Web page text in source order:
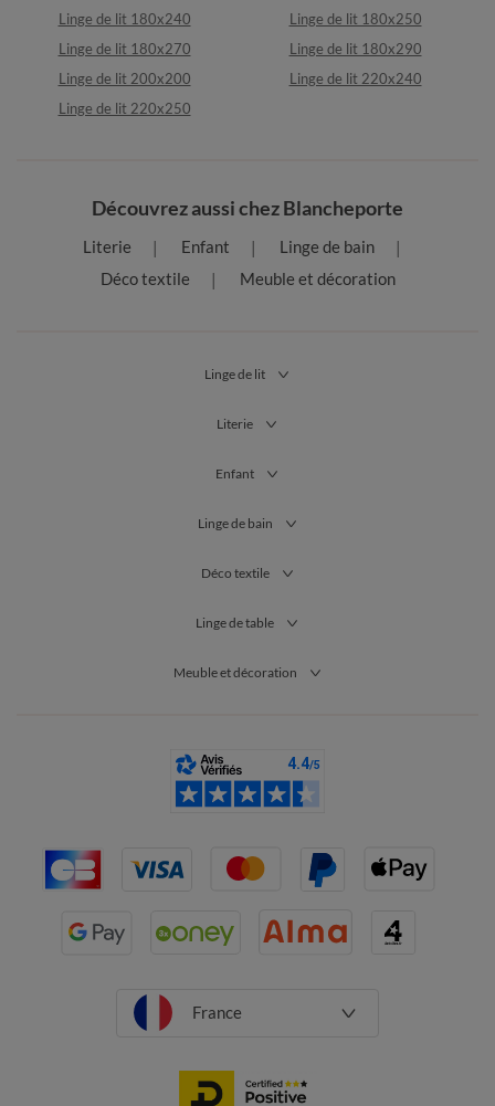
Linge de lit 180x240
Linge de lit 180x250
Linge de lit 180x270
Linge de lit 180x290
Linge de lit 200x200
Linge de lit 220x240
Linge de lit 220x250
Découvrez aussi chez Blancheporte
Literie Enfant
Linge de bain
Déco textile
Meuble et décoration
Linge de lit
Literie
Enfant
Linge de bain
Déco textile
Linge de table
Meuble et décoration
France